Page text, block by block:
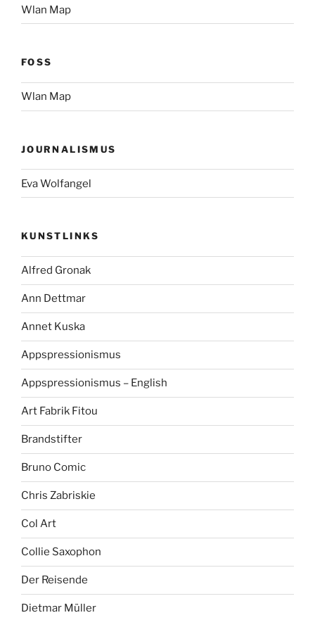
Wlan Map
FOSS
Wlan Map
JOURNALISMUS
Eva Wolfangel
KUNSTLINKS
Alfred Gronak
Ann Dettmar
Annet Kuska
Appspressionismus
Appspressionismus – English
Art Fabrik Fitou
Brandstifter
Bruno Comic
Chris Zabriskie
Col Art
Collie Saxophon
Der Reisende
Dietmar Müller